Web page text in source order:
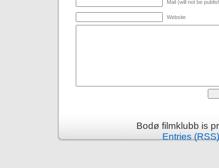
Mail (will not be
Website
Bodø filmklubb is
Entries (RSS)